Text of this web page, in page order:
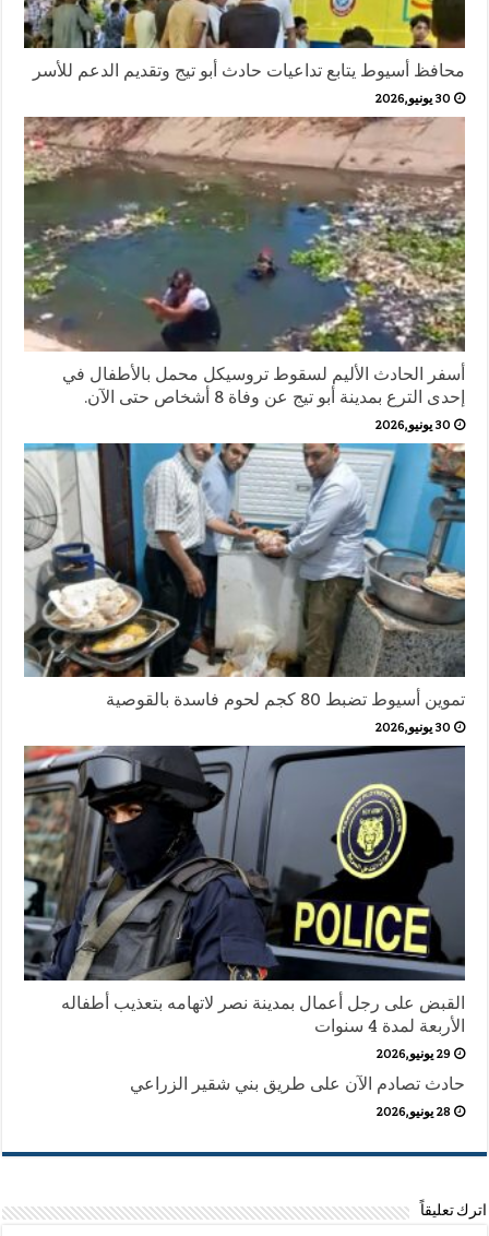
محافظ أسيوط يتابع تداعيات حادث أبو تيج وتقديم الدعم للأسر
30 يونيو,2026
أسفر الحادث الأليم لسقوط تروسيكل محمل بالأطفال في
إحدى الترع بمدينة أبو تيج عن وفاة 8 أشخاص حتى الآن.
30 يونيو,2026
تموين أسيوط تضبط 80 كجم لحوم فاسدة بالقوصية
30 يونيو,2026
القبض على رجل أعمال بمدينة نصر لاتهامه بتعذيب أطفاله
الأربعة لمدة 4 سنوات
29 يونيو,2026
حادث تصادم الآن على طريق بني شقير الزراعي
28 يونيو,2026
اترك تعليقاً